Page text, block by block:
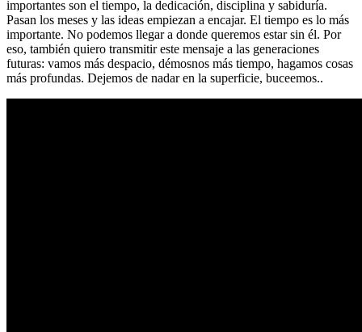
importantes son el tiempo, la dedicación, disciplina y sabiduría.
Pasan los meses y las ideas empiezan a encajar. El tiempo es lo más
importante. No podemos llegar a donde queremos estar sin él. Por
eso, también quiero transmitir este mensaje a las generaciones
futuras: vamos más despacio, démosnos más tiempo, hagamos cosas
más profundas. Dejemos de nadar en la superficie, buceemos..